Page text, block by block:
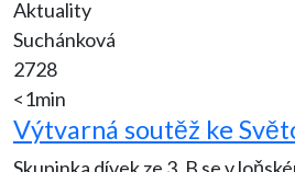
Aktuality
Suchánková
2728
<1min
Výtvarná soutěž ke